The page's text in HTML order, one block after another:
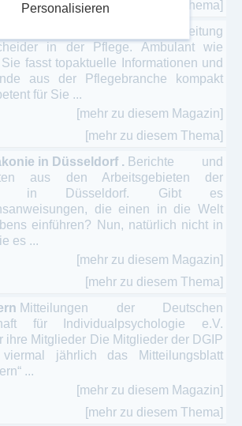
[mehr zu diesem Thema]
care konkret ist die Wochenzeitung
in der Pflege. Ambulant wie
fasst topaktuelle Informationen und
aus der Pflegebranche kompakt
für Sie ...
[mehr zu diesem Magazin]
[mehr zu diesem Thema]
in Düsseldorf . Berichte und
aus den Arbeitsgebieten der
in Düsseldorf. Gibt es
die einen in die Welt
einführen? Nun, natürlich nicht in
es ...
[mehr zu diesem Magazin]
[mehr zu diesem Thema]
Mitteilungen der Deutschen
für Individualpsychologie e.V.
ihre Mitglieder Die Mitglieder der DGIP
jährlich das Mitteilungsblatt
...
[mehr zu diesem Magazin]
[mehr zu diesem Thema]
Personalisieren